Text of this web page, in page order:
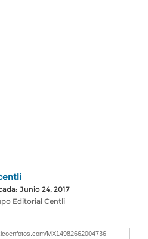
Junio 24, 2017
Editorial Centli